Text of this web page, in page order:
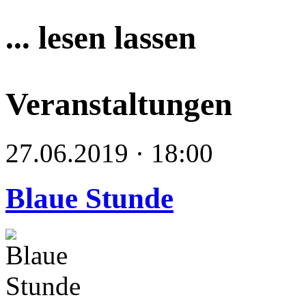
... lesen lassen
Veranstaltungen
27.06.2019 · 18:00
Blaue Stunde